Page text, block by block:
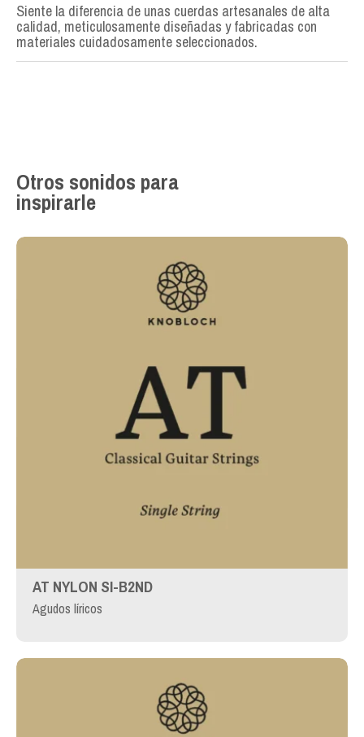
Siente la diferencia de unas cuerdas artesanales de alta
calidad, meticulosamente diseñadas y fabricadas con
materiales cuidadosamente seleccionados.
Otros sonidos para
inspirarle
AT NYLON SI-B2ND
Agudos líricos